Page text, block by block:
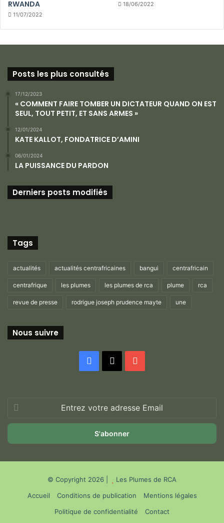
RWANDA
11/07/2022
18/06/2022
Posts les plus consultés
17/12/2023
« COMMENT FAIRE TOMBER UN DICTATEUR QUAND ON EST
SEUL, TOUT PETIT, ET SANS ARMES »
12/01/2024
KATE KALLOT, FONDATRICE D’AMINI
06/01/2024
LA PUISSANCE DU PARDON
Derniers posts modifiés
Tags
actualités actualités centrafricaines bangui centrafricain
centrafrique les plumes les plumes de rca plume rca
revue de presse rodrigue joseph prudence mayte une
Nous suivre
Facebook
votre
adresse
© Copyright 2026 |
Les Plumes de RCA
Accueil
Conditions de publication
Mentions légales
Politique de confidentialité
Contact